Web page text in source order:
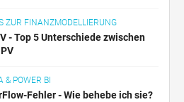
ZUR FINANZMODELLIERUNG
- Top 5 Unterschiede zwischen
& POWER BI
Fehler - Wie behebe ich sie?